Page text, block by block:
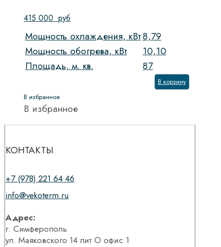
415 000 руб
Мощность охлаждения, кВт8,79
Мощность обогрева, кВт
10,10
Площадь, м. кв.
87
В корзину
В избранное
В избранное
КОНТАКТЫ
+7 (978) 221 64 46
info@vekoterm.ru
Адрес:
г. Симферополь
ул. Маяковского 14 лит О офис 1